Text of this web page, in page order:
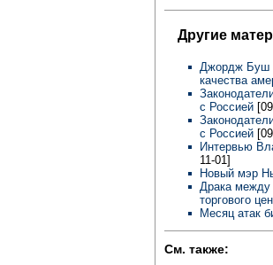
Другие
Джордж Буш
качества
с Россией
с Россией
Интервью
11-01]
Новый мэр
Драка между
торгового
Месяц атак
См. также: